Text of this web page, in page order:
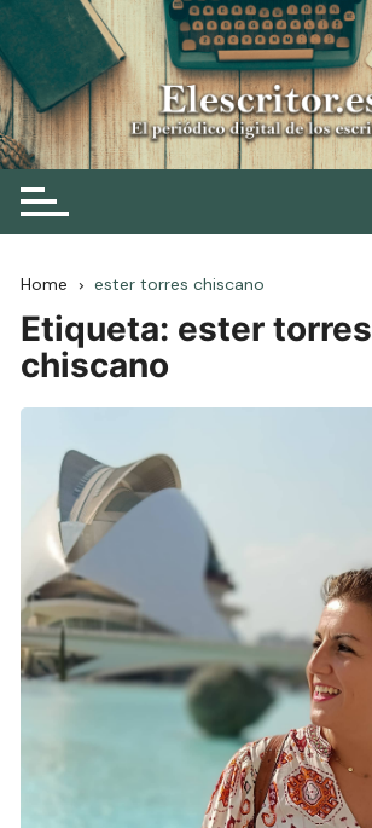
Skip
to
content
Elescritor.es
El periódico digital de los escritores
Home ester torres chiscano
Etiqueta: ester torres
chiscano